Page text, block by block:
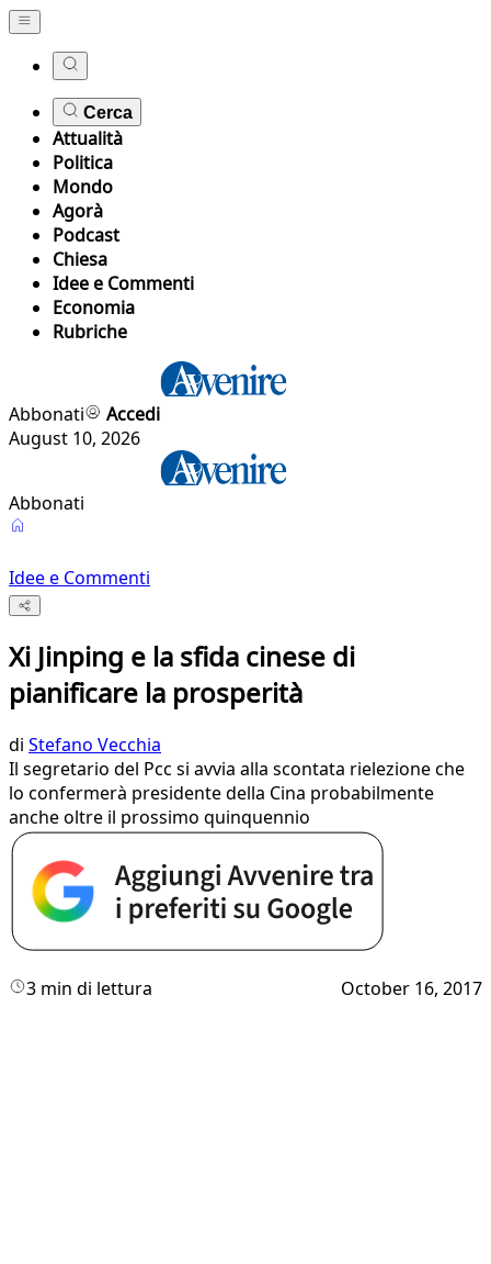
Cerca
Attualità
Politica
Mondo
Agorà
Podcast
Chiesa
Idee e Commenti
Economia
Rubriche
Abbonati
Accedi
August 10, 2026
Abbonati
Idee e Commenti
Xi Jinping e la sfida cinese di
pianificare la prosperità
di Stefano Vecchia
Il segretario del Pcc si avvia alla scontata rielezione che
lo confermerà presidente della Cina probabilmente
anche oltre il prossimo quinquennio
3 min di lettura October 16, 2017